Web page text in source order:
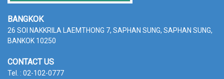
BANGKOK
26 SOI NAKKRILA LAEMTHONG 7, SAPHAN SUNG, SAPHAN SUNG,
BANKOK 10250
CONTACT US
Tel. : 02-102-0777